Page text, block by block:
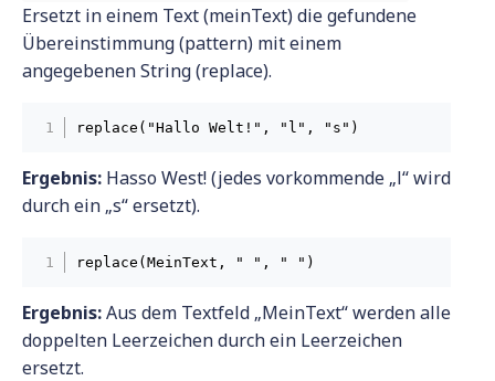
Ersetzt in einem Text (meinText) die gefundene
Übereinstimmung (pattern) mit einem
angegebenen String (replace).
replace("Hallo Welt!", "l", "s")
Ergebnis: Hasso West! (jedes vorkommende „l“ wird
durch ein „s“ ersetzt).
replace(MeinText, " ", " ")
Ergebnis:Aus dem Textfeld „MeinText“ werden alle
doppelten Leerzeichen durch ein Leerzeichen
ersetzt.